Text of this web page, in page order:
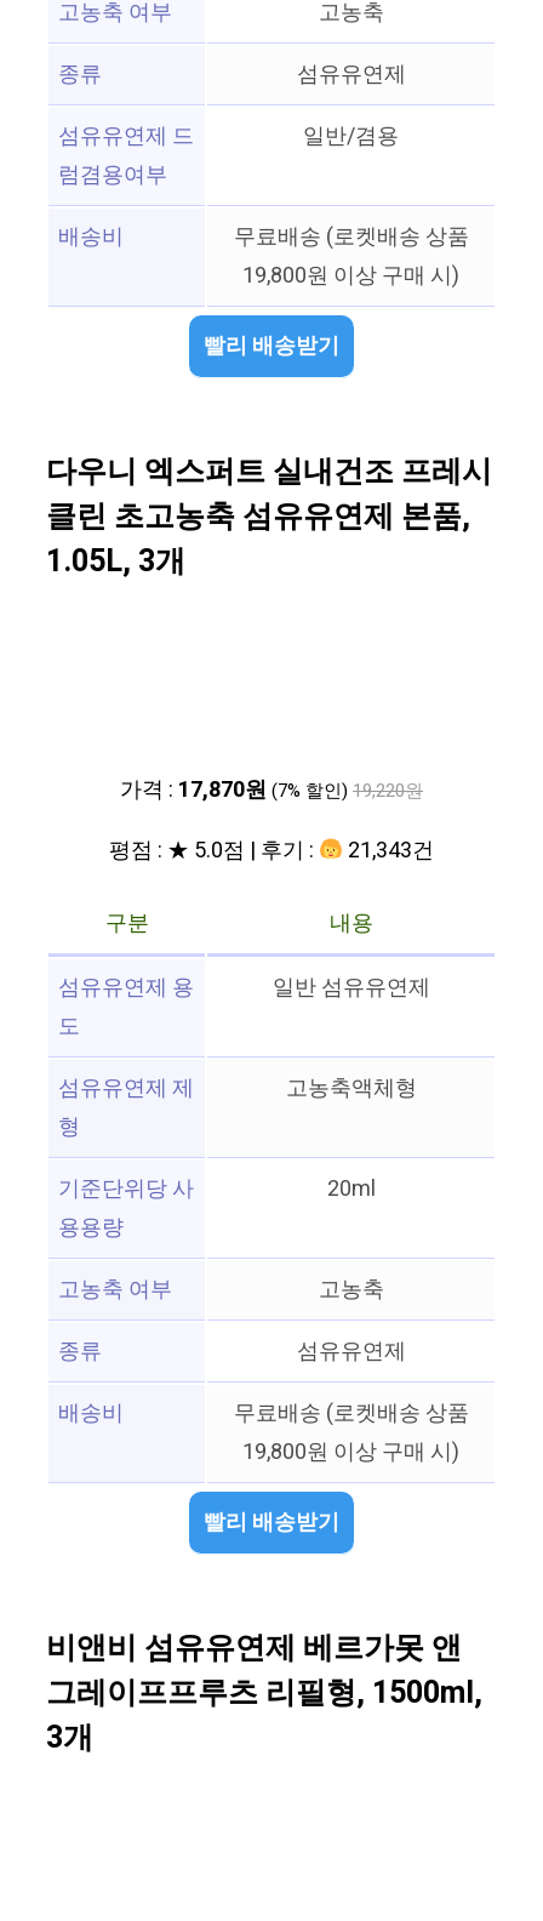
고농축 여부
고농축
종류
섬유유연제
섬유유연제 드
럼겸용여부
일반/겸용
배송비
무료배송 (로켓배송 상품
19,800원 이상 구매 시)
빨리 배송받기
다우니 엑스퍼트 실내건조 프레시
클린 초고농축 섬유유연제 본품,
1.05L, 3개
가격 : 17,870원 (7% 할인) 19,220원
평점 : ★ 5.0점 | 후기 : 21,343건
구분
내용
섬유유연제 용
도
일반 섬유유연제
섬유유연제 제
형
고농축액체형
기준단위당 사
용용량
20ml
고농축 여부
고농축
종류
섬유유연제
배송비
무료배송 (로켓배송 상품
19,800원 이상 구매 시)
빨리 배송받기
비앤비 섬유유연제 베르가못 앤
그레이프프루츠 리필형, 1500ml,
3개